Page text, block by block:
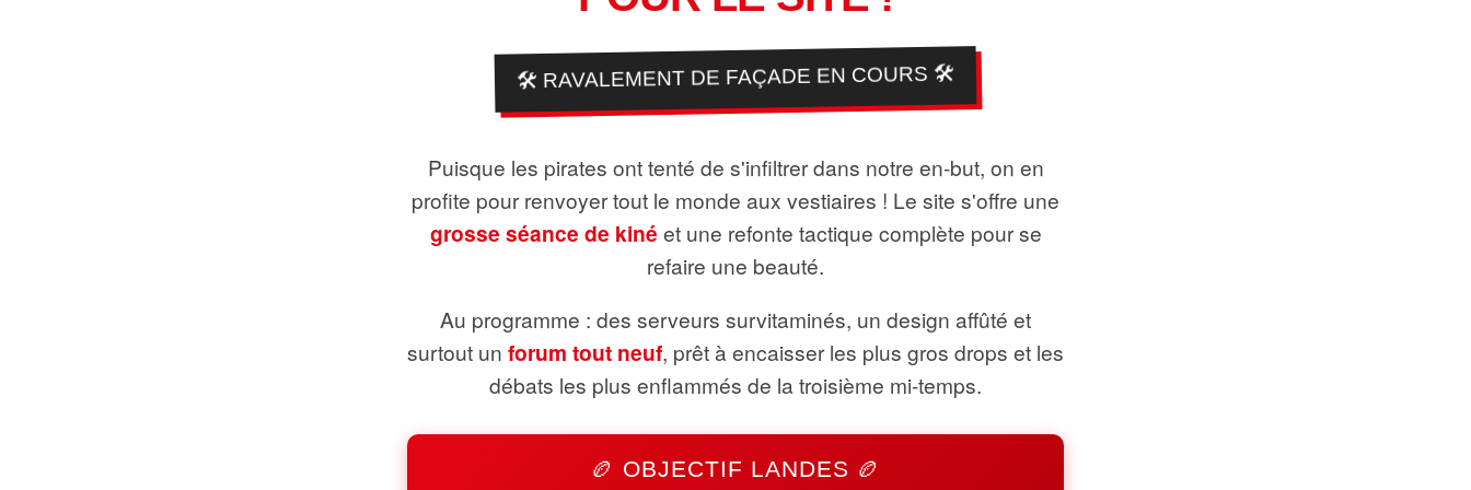
🛠️ RAVALEMENT DE FAÇADE EN COURS 🛠️
Puisque les pirates ont tenté de s'infiltrer dans notre en-but, on en
profite pour renvoyer tout le monde aux vestiaires ! Le site s'offre une
grosse séance de kiné et une refonte tactique complète pour se
refaire une beauté.
Au programme : des serveurs survitaminés, un design affûté et
surtout un forum tout neuf, prêt à encaisser les plus gros drops et les
débats les plus enflammés de la troisième mi-temps.
🏉 OBJECTIF LANDES 🏉